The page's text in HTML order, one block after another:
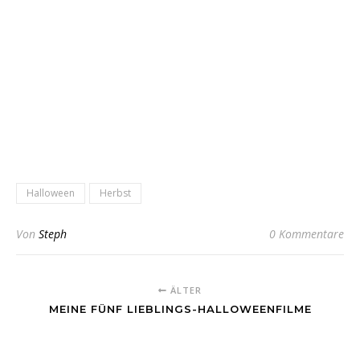
Halloween Herbst
Von Steph 0 Kommentare
ÄLTER
MEINE FÜNF LIEBLINGS-HALLOWEENFILME